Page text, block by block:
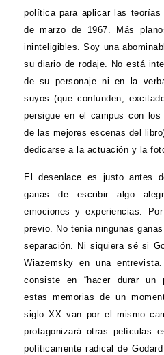
política para aplicar las teorías
de marzo de 1967. Más
ininteligibles. Soy una
su diario de rodaje. No está
de su personaje ni en la
suyos (que confunden,
persigue en el campus con
de las mejores escenas del
dedicarse a la actuación y la
El desenlace es justo antes
ganas de escribir algo
emociones y experiencias.
previo. No tenía ningunas
separación. Ni siquiera sé si
Wiazemsky en una
consiste en “hacer durar un
estas memorias de un
siglo XX van por el mismo
protagonizará otras películas
políticamente radical de